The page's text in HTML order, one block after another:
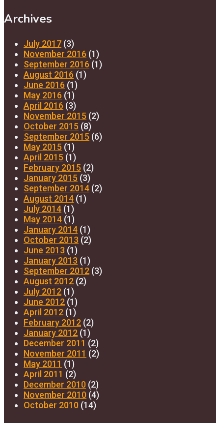
Archives
July 2017 (3)
November 2016 (1)
September 2016 (1)
August 2016 (1)
June 2016 (1)
May 2016 (1)
April 2016 (3)
November 2015 (2)
October 2015 (8)
September 2015 (6)
May 2015 (1)
April 2015 (1)
February 2015 (2)
January 2015 (3)
September 2014 (2)
August 2014 (1)
July 2014 (1)
May 2014 (1)
January 2014 (1)
October 2013 (2)
June 2013 (1)
January 2013 (1)
September 2012 (3)
August 2012 (2)
July 2012 (1)
June 2012 (1)
April 2012 (1)
February 2012 (2)
January 2012 (1)
December 2011 (2)
November 2011 (2)
May 2011 (1)
April 2011 (2)
December 2010 (2)
November 2010 (4)
October 2010 (14)